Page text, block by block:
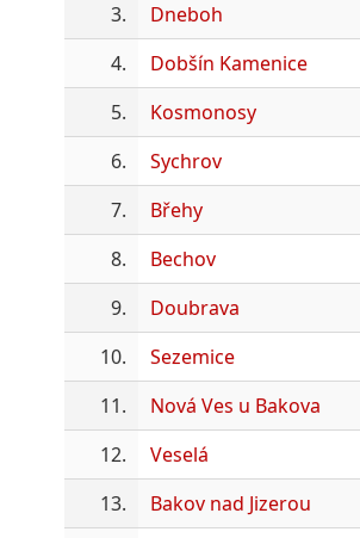
3.
Dneboh
4.
Dobšín Kamenice
5.
Kosmonosy
6.
Sychrov
7.
Břehy
8.
Bechov
9.
Doubrava
10.
Sezemice
11.
Nová Ves u Bakova
12.
Veselá
13.
Bakov nad Jizerou